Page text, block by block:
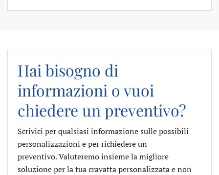
Hai bisogno di
informazioni o vuoi
chiedere un preventivo?
Scrivici per qualsiasi informazione sulle possibili
personalizzazioni e per richiedere un
preventivo. Valuteremo insieme la migliore
soluzione per la tua cravatta personalizzata e non